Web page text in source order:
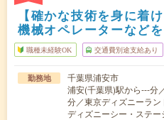
【確かな技術を身に着
機械オペレーターなど
職種未経験OK 交通費別途支給あり
勤務地
千葉県浦安市
浦安(千葉県)駅から---分
分／東京ディズニーラ
ディズニーシー・ステ